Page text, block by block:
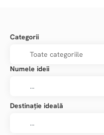
Categorii
Numele ideii
Destinație ideală